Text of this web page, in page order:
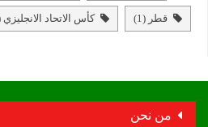
قطر (1) كأس الاتحاد الانجليزي
من نحن